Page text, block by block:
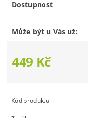
Dostupnost
Může být u Vás už:
449 Kč
Kód produktu